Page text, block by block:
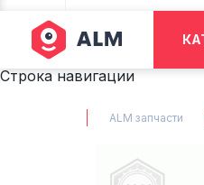
Строка навигации
ALM запчасти